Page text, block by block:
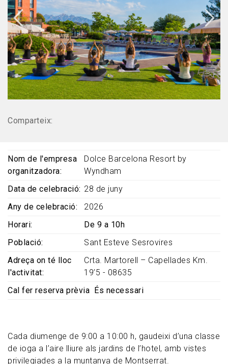
Comparteix:
Cada diumenge de 9:00 a 10:00 h, gaudeixi d’una classe
de ioga a l’aire lliure als jardins de l’hotel, amb vistes
privilegiades a la muntanya de Montserrat.
Nom de l'empresa
organitzadora
Dolce Barcelona Resort by
Wyndham
Data de celebració 28 de juny
Any de celebració
2026
Horari
De 9 a 10h
Població
Sant Esteve Sesrovires
Adreça on té lloc
l'activitat
Crta. Martorell – Capellades Km.
19’5 - 08635
Cal fer reserva prèvia
És necessari